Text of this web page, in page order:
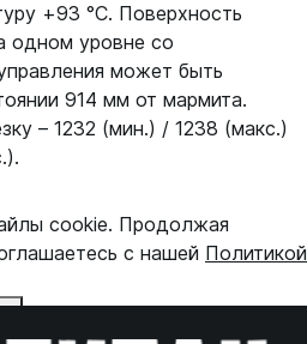
+93 °C. Поверхность
одном уровне со
может быть
914 мм от мармита.
– 1232 (мин.) / 1238 (макс.)
cookie. Продолжая
с нашей Политикой